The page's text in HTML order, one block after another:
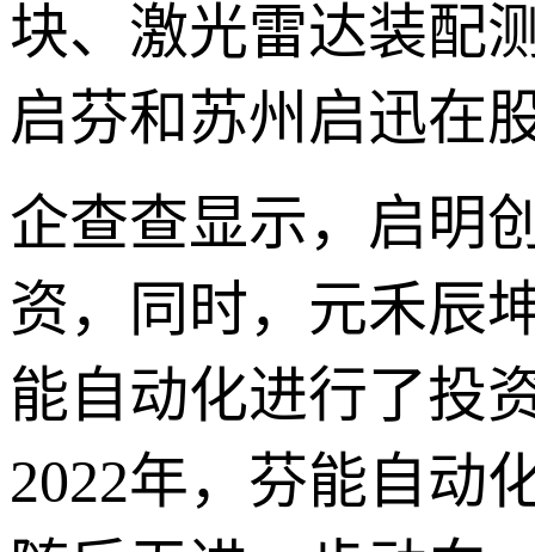
块、激光雷达装配
启芬和苏州启迅在
企查查显示，启明
资，同时，元禾辰
能自动化进行了投
2022年，芬能自动